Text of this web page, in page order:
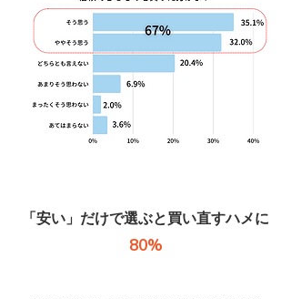
​「安い」だけで選ぶと買い直すハメに
80%